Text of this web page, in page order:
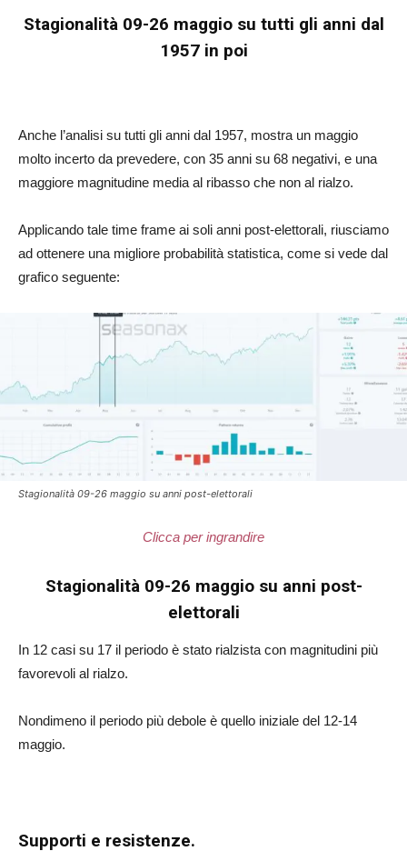
Stagionalità 09-26 maggio su tutti gli anni dal
1957 in poi
Anche l’analisi su tutti gli anni dal 1957, mostra un maggio
molto incerto da prevedere, con 35 anni su 68 negativi, e una
maggiore magnitudine media al ribasso che non al rialzo.
Applicando tale time frame ai soli anni post-elettorali, riusciamo
ad ottenere una migliore probabilità statistica, come si vede dal
grafico seguente:
Stagionalità 09-26 maggio su anni post-elettorali
Clicca per ingrandire
Stagionalità 09-26 maggio su anni post-
elettorali
In 12 casi su 17 il periodo è stato rialzista con magnitudini più
favorevoli al rialzo.
Nondimeno il periodo più debole è quello iniziale del 12-14
maggio.
Supporti e resistenze.